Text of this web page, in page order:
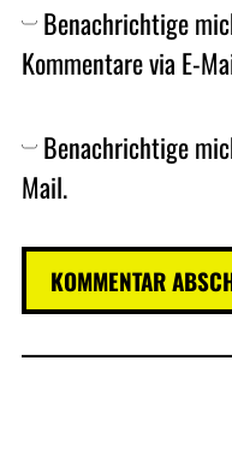
Benachrichtige
Kommentare via E-
Benachrichtige
Mail.